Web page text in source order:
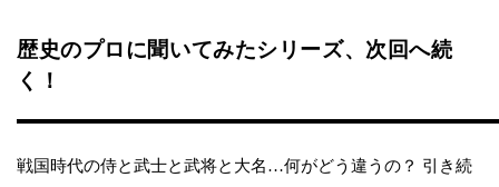
歴史のプロに聞いてみたシリーズ、次回へ続
く！
戦国時代の侍と武士と武将と大名…何がどう違うの？ 引き続